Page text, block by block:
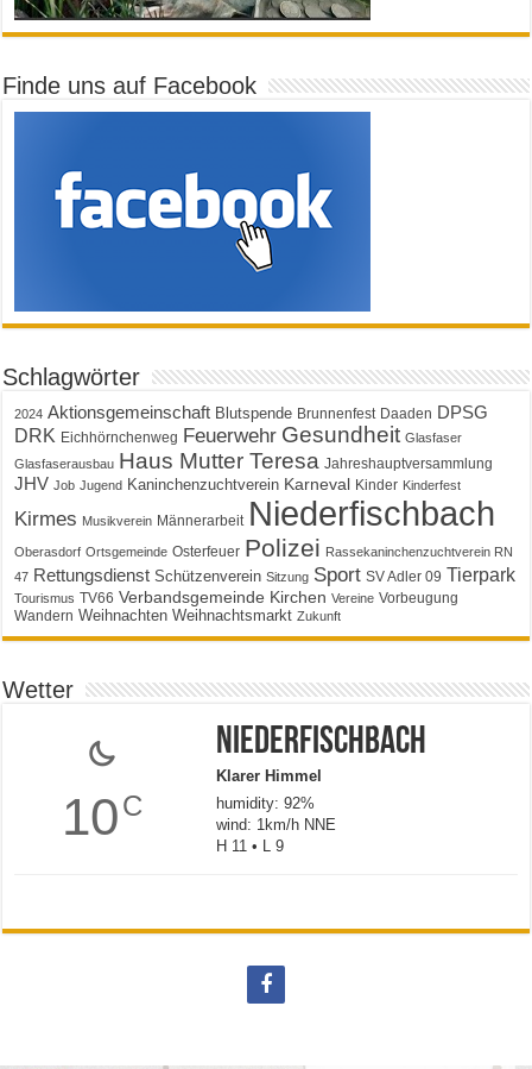
Finde uns auf Facebook
Schlagwörter
2024 Aktionsgemeinschaft Blutspende Brunnenfest Daaden DPSG
DRK Eichhörnchenweg Feuerwehr Gesundheit Glasfaser
Glasfaserausbau Haus Mutter Teresa Jahreshauptversammlung
JHV Job Jugend Kaninchenzuchtverein Karneval Kinder Kinderfest
Kirmes Musikverein Männerarbeit Niederfischbach
Oberasdorf Ortsgemeinde Osterfeuer Polizei Rassekaninchenzuchtverein RN
47 Rettungsdienst Schützenverein Sitzung Sport SV Adler 09 Tierpark
Tourismus TV66 Verbandsgemeinde Kirchen Vereine Vorbeugung
Wandern Weihnachten Weihnachtsmarkt Zukunft
Wetter
10C
Niederfischbach
Klarer Himmel
humidity: 92%
wind: 1km/h NNE
H 11 • L 9